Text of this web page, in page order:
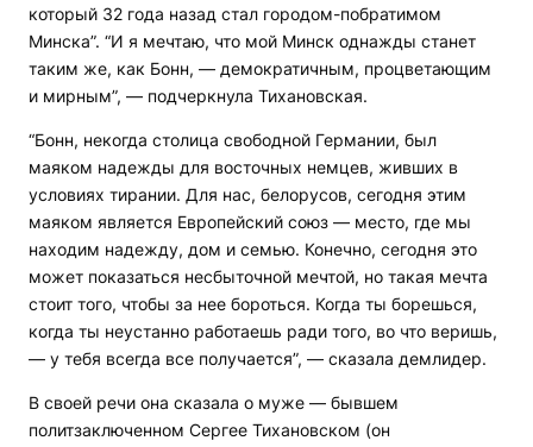
который 32 года назад стал городом-побратимом
Минска”. “И я мечтаю, что мой Минск однажды станет
таким же, как Бонн, — демократичным, процветающим
и мирным”, — подчеркнула Тихановская.
“Бонн, некогда столица свободной Германии, был
маяком надежды для восточных немцев, живших в
условиях тирании. Для нас, белорусов, сегодня этим
маяком является Европейский союз — место, где мы
находим надежду, дом и семью. Конечно, сегодня это
может показаться несбыточной мечтой, но такая мечта
стоит того, чтобы за нее бороться. Когда ты борешься,
когда ты неустанно работаешь ради того, во что веришь,
— у тебя всегда все получается”, — сказала демлидер.
В своей речи она сказала о муже — бывшем
политзаключенном Сергее Тихановском (он